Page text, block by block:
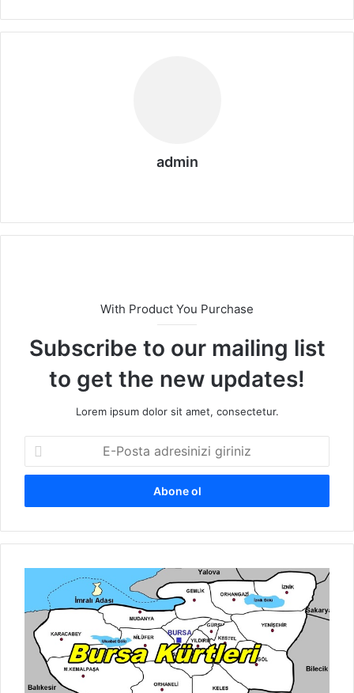
admin
sit
With Product You Purchase
Subscribe to our mailing list
to get the new updates!
Lorem ipsum dolor sit amet, consectetur.
P
s
a
e
r